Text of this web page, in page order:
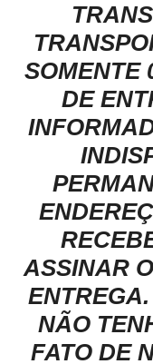
SOMENTE
DE
ASSINAR
NÃO
FATO DE